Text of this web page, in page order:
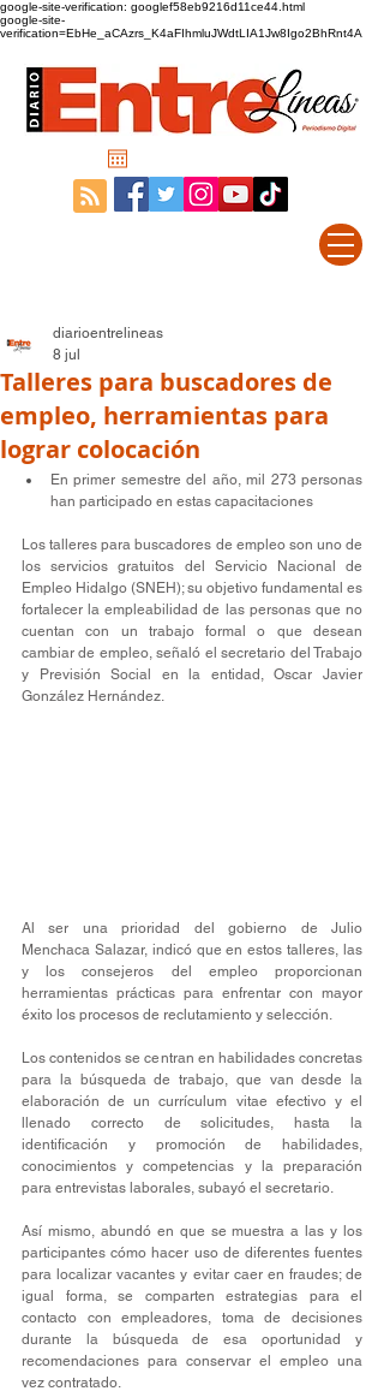
google-site-verification: googlef58eb9216d11ce44.html
google-site-
verification=EbHe_aCAzrs_K4aFIhmluJWdtLIA1Jw8Igo2BhRnt4A
Talleres para buscadores de
empleo, herramientas para
lograr colocación
diarioentrelineas
8 jul
En primer semestre del año, mil 273 personas
han participado en estas capacitaciones
Los talleres para buscadores de empleo son uno de
los servicios gratuitos del Servicio Nacional de
Empleo Hidalgo (SNEH); su objetivo fundamental es
fortalecer la empleabilidad de las personas que no
cuentan con un trabajo formal o que desean
cambiar de empleo, señaló el secretario del Trabajo
y Previsión Social en la entidad, Oscar Javier
González Hernández.
Al ser una prioridad del gobierno de Julio
Menchaca Salazar, indicó que en estos talleres, las
y los consejeros del empleo proporcionan
herramientas prácticas para enfrentar con mayor
éxito los procesos de reclutamiento y selección.
Los contenidos se centran en habilidades concretas
para la búsqueda de trabajo, que van desde la
elaboración de un currículum vitae efectivo y el
llenado correcto de solicitudes, hasta la
identificación y promoción de habilidades,
conocimientos y competencias y la preparación
para entrevistas laborales, subayó el secretario.
Así mismo, abundó en que se muestra a las y los
participantes cómo hacer uso de diferentes fuentes
para localizar vacantes y evitar caer en fraudes; de
igual forma, se comparten estrategias para el
contacto con empleadores, toma de decisiones
durante la búsqueda de esa oportunidad y
recomendaciones para conservar el empleo una
vez contratado.